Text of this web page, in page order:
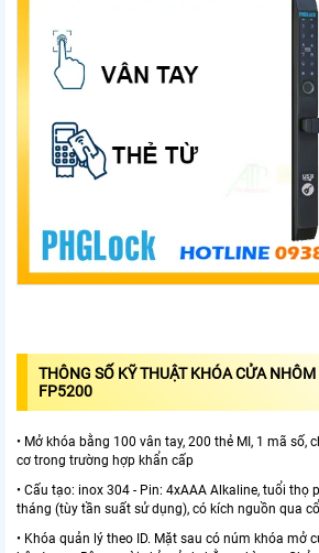
THÔNG SỐ KỸ THUẬT KHÓA CỬA
FP5200
• Mở khóa bằng 100 vân tay, 200 thẻ MI, 1 mã số,
cơ trong trường hợp khẩn cấp
• Cấu tạo: inox 304 - Pin: 4xAAA Alkaline, tuổi thọ
tháng (tùy tần suất sử dụng), có kích nguồn qua
• Khóa quản lý theo ID. Mặt sau có núm khóa mở